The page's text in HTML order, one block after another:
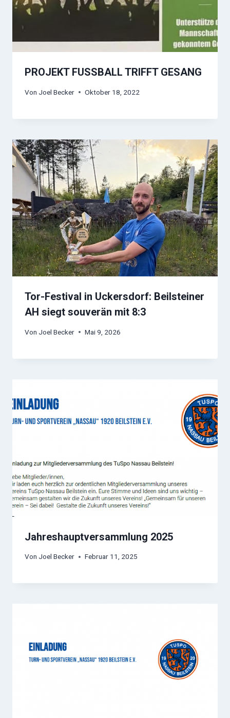
PROJEKT FUSSBALL TRIFFT GESANG
Von Joel Becker Oktober 18, 2022
Tor-Festival in Uckersdorf: Beilsteiner
AH siegt souverän mit 8:3
Von Joel Becker Mai 9, 2026
Jahreshauptversammlung 2025
Von Joel Becker Februar 11, 2025